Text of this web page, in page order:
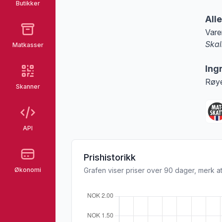
Butikker
Matkasser
Skanner
API
Økonomi
Prishistorikk
Grafen viser priser over 90 dager, merk